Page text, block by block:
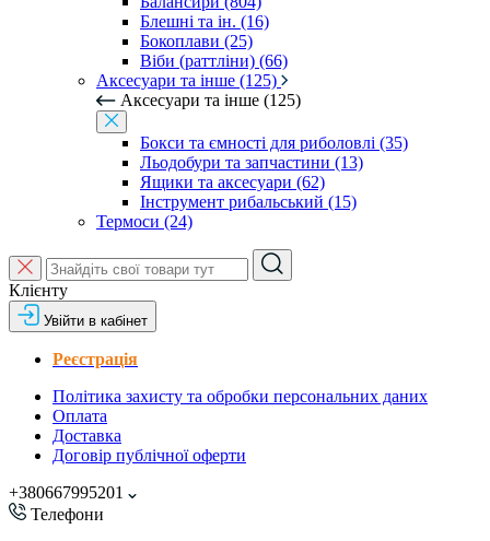
Блешні та ін. (16)
Бокоплави (25)
Віби (раттліни) (66)
Аксесуари та інше (125)
Аксесуари та інше (125)
Бокси та ємності для риболовлі (35)
Льодобури та запчастини (13)
Ящики та аксесуари (62)
Інструмент рибальський (15)
Термоси (24)
Клієнту
Увійти в кабінет
Реєстрація
Політика захисту та обробки персональних даних
Оплата
Доставка
Договір публічної оферти
+380667995201
Телефони